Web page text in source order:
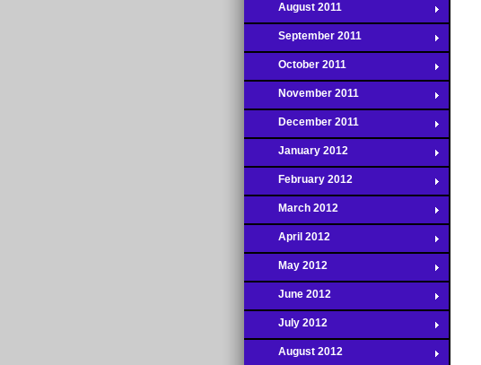
August 2011
September 2011
October 2011
November 2011
December 2011
January 2012
February 2012
March 2012
April 2012
May 2012
June 2012
July 2012
August 2012